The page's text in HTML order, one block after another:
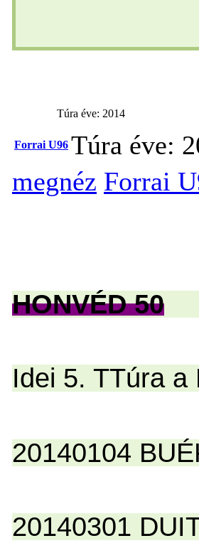
Túra éve: 2014
Forrai U96 Túra éve:
megnéz Forrai
HONVÉD 50
Idei 5. TTúra a
20140104
20140301